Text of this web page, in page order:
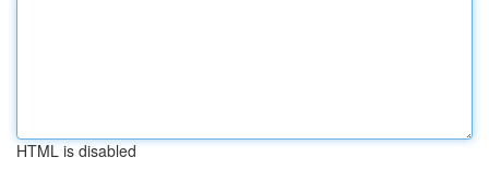
HTML is disabled